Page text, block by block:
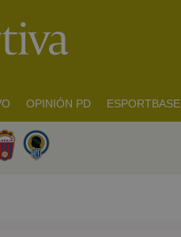
OPINIÓN PD ESPORTBASE